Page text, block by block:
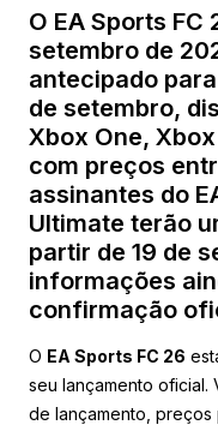
O EA Sports
setembro de
antecipado
de setembro,
Xbox One,
com preços
assinantes do
Ultimate terão
partir de 19 de
informações
confirmação
O EA Sports FC 26
seu lançamento oficial.
de lançamento,